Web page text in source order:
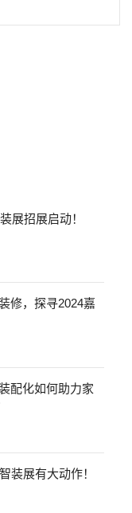
展招展启动！
修，探寻2024嘉
配化如何助力家
装展有大动作！